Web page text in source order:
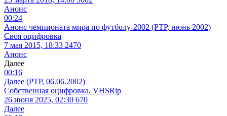
Анонс
00:24
Анонс чемпионата мира по футболу-2002 (РТР, июнь 2002)
Своя оцифровка
7 мая 2015, 18:33 2470
Анонс
Далее
00:16
Далее (РТР, 06.06.2002)
Собственная оцифровка. VHSRip
26 июня 2025, 02:30 670
Далее